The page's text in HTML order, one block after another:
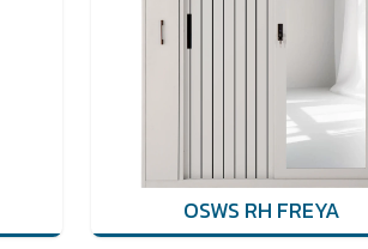
OSWS RH FREYA